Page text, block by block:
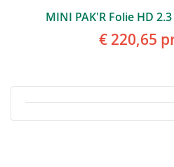
MINI PAK'R Folie HD
€ 220,65